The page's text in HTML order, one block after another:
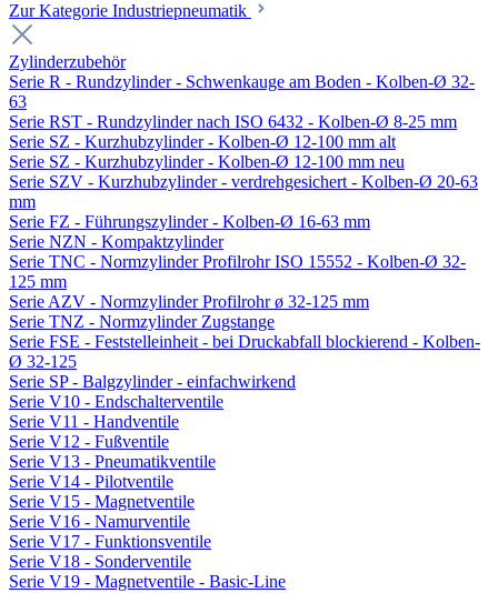
Zur Kategorie Industriepneumatik
Zylinderzubehör
Serie R - Rundzylinder - Schwenkauge am Boden - Kolben-Ø 32-
63
Serie RST - Rundzylinder nach ISO 6432 - Kolben-Ø 8-25 mm
Serie SZ - Kurzhubzylinder - Kolben-Ø 12-100 mm alt
Serie SZ - Kurzhubzylinder - Kolben-Ø 12-100 mm neu
Serie SZV - Kurzhubzylinder - verdrehgesichert - Kolben-Ø 20-63
mm
Serie FZ - Führungszylinder - Kolben-Ø 16-63 mm
Serie NZN - Kompaktzylinder
Serie TNC - Normzylinder Profilrohr ISO 15552 - Kolben-Ø 32-
125 mm
Serie AZV - Normzylinder Profilrohr ø 32-125 mm
Serie TNZ - Normzylinder Zugstange
Serie FSE - Feststelleinheit - bei Druckabfall blockierend - Kolben-
Ø 32-125
Serie SP - Balgzylinder - einfachwirkend
Serie V10 - Endschalterventile
Serie V11 - Handventile
Serie V12 - Fußventile
Serie V13 - Pneumatikventile
Serie V14 - Pilotventile
Serie V15 - Magnetventile
Serie V16 - Namurventile
Serie V17 - Funktionsventile
Serie V18 - Sonderventile
Serie V19 - Magnetventile - Basic-Line